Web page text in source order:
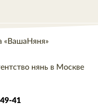
нянь в Москве
41